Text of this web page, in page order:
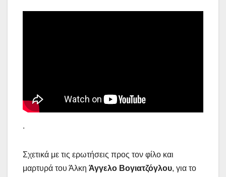
.
Σχετικά με τις ερωτήσεις προς τον φίλο και
μαρτυρά του Άλκη Άγγελο Βογιατζόγλου, για το